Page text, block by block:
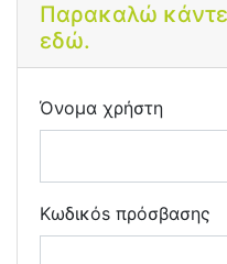
Παρακαλώ
εδώ.
Όνομα χρήστη
Κωδικόs πρόσβασης